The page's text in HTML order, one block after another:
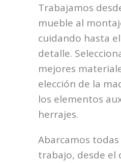
Trabajamos
mueble al
cuidando hasta
detalle.
mejores
elección de la
los elementos
herrajes.
Abarcamos
trabajo, desde el